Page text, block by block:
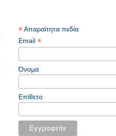
*Απαραίτητα πεδία
Email *
Όνομα
Επίθετο